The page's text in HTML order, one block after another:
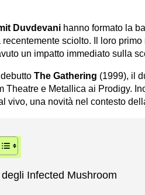
Duvdevani hanno formato la
recentemente sciolto. Il loro
un impatto immediato sulla
The Gathering (1999), il
Theatre e Metallica ai Prodigy.
vivo, una novità nel contesto
Infected Mushroom